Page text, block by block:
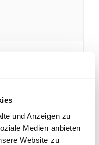
und Anzeigen zu
Medien anbieten
Website zu